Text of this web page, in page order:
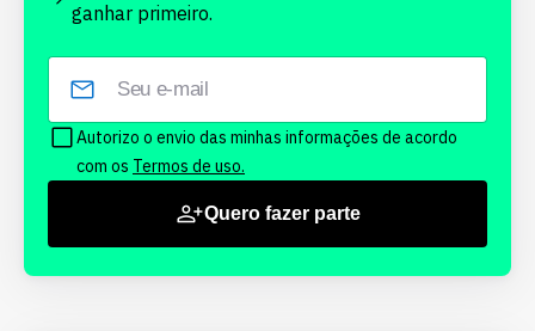
ganhar primeiro.
Autorizo o envio das minhas informações de acordo
com os Termos de uso.
Quero fazer parte